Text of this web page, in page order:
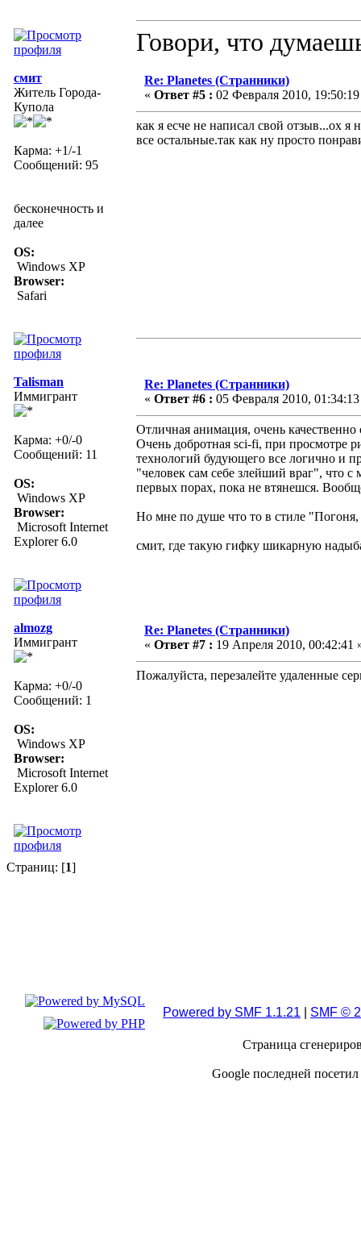
Говори, что
смит
Житель Города-
Купола
Карма: +1/-1
Сообщений: 95
бесконечность и
далее
OS:
Windows XP
Browser:
Safari
Re: Planetes (Странники)
« Ответ #5 : 02 Февраля 2010,
как я есче не написал свой отзыв...ох я
все остальные.так как ну просто
Talisman
Иммигрант
Карма: +0/-0
Сообщений: 11
OS:
Windows XP
Browser:
Microsoft Internet
Explorer 6.0
Re: Planetes (Странники)
« Ответ #6 : 05 Февраля 2010,
Отличная анимация, очень
Очень добротная sci-fi, при просмотре
технологий будующего все логично и
"человек сам себе злейший враг", что
первых порах, пока не втянешся.
Но мне по душе что то в стиле
смит, где такую гифку шикарную
almozg
Иммигрант
Карма: +0/-0
Сообщений: 1
OS:
Windows XP
Browser:
Microsoft Internet
Explorer 6.0
Re: Planetes (Странники)
« Ответ #7 : 19 Апреля 2010, 00:42:41
Пожалуйста, перезалейте удаленные
Страниц: [1]
Powered by SMF 1.1.21 SMF ©
Страница
Google последней